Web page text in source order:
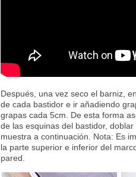
Después, una vez seco el barniz,
de cada bastidor e ir añadiendo
grapas cada 5cm. De esta forma
de las esquinas del bastidor,
muestra a continuación. Nota: Es
la parte superior e inferior del
pared.